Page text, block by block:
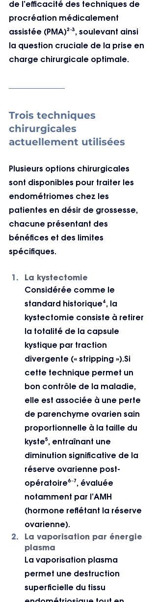
de l’efficacité des techniques de
procréation médicalement
assistée (PMA)²⁻³, soulevant ainsi
la question cruciale de la prise en
charge chirurgicale optimale.
Trois techniques
chirurgicales
actuellement utilisées
Plusieurs options chirurgicales
sont disponibles pour traiter les
endométriomes chez les
patientes en désir de grossesse,
chacune présentant des
bénéfices et des limites
spécifiques.
La kystectomie
Considérée comme le
standard historique⁴, la
kystectomie consiste à retirer
la totalité de la capsule
kystique par traction
divergente (« stripping »).Si
cette technique permet un
bon contrôle de la maladie,
elle est associée à une perte
de parenchyme ovarien sain
proportionnelle à la taille du
kyste⁵, entraînant une
diminution significative de la
réserve ovarienne post-
opératoire⁶⁻⁷, évaluée
notamment par l’AMH
(hormone reflétant la réserve
ovarienne).
La vaporisation par énergie
plasma
La vaporisation plasma
permet une destruction
superficielle du tissu